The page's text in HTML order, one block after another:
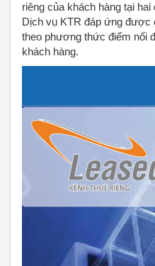
riêng của khách hàng tại
Dịch vụ KTR đáp ứng được
theo phương thức điểm nối
khách hàng.